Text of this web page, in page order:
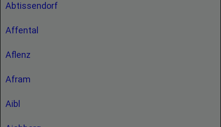
Abtissendorf
Affental
Aflenz
Afram
Aibl